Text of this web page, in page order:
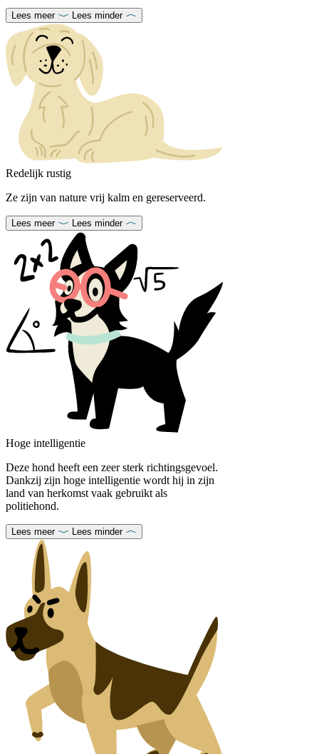
Lees meer Lees minder
Redelijk rustig
Ze zijn van nature vrij kalm en gereserveerd.
Lees meer Lees minder
Hoge intelligentie
Deze hond heeft een zeer sterk richtingsgevoel.
Dankzij zijn hoge intelligentie wordt hij in zijn
land van herkomst vaak gebruikt als
politiehond.
Lees meer Lees minder